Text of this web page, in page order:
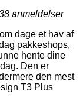
anmeldelser
dage et hav af
pakkeshops,
hente dine
Den er
den mest
T3 Plus